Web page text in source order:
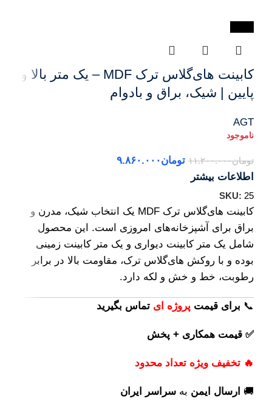
کابینت های‌گلاس ترک MDF – یک متر بالا و
پایین | شیک، براق و بادوام
AGT
تومان۱۱.۲۰۰.۰۰۰ تومان۹.۸۶۰.۰۰۰
اطلاعات بیشتر
SKU: 25
کابینت های‌گلاس ترک MDF یک انتخاب شیک، مدرن و
براق برای آشپزخانه‌های امروزی است. این محصول
شامل یک متر کابینت دیواری و یک متر کابینت زمینی
بوده و با روکش های‌گلاس ترک، مقاومت بالا در برابر
رطوبت، خط و خش و لکه دارد.
📞 برای قیمت پروژه ای تماس بگیرید
✅ قیمت همکاری + پخش
🔥 تخفیف ویژه تعداد محدود
🚚 ارسال ایمن به سراسر ایران